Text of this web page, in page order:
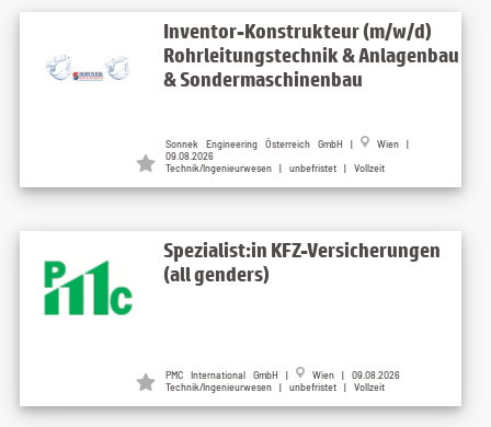
Inventor-Konstrukteur (m/w/d)
Rohrleitungstechnik & Anlagenbau
& Sondermaschinenbau
Sonnek Engineering Österreich GmbH |
Wien |
09.08.2026
Technik/Ingenieurwesen | unbefristet | Vollzeit
Spezialist:in KFZ-Versicherungen
(all genders)
PMC International GmbH |
Wien | 09.08.2026
Technik/Ingenieurwesen | unbefristet | Vollzeit